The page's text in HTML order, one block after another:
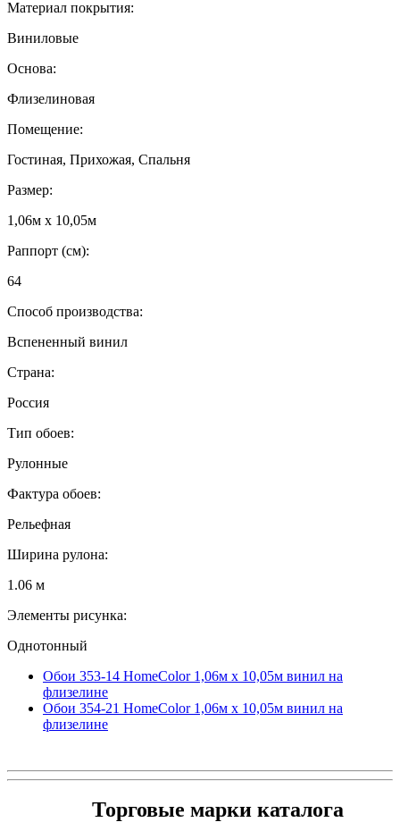
Материал покрытия:
Виниловые
Основа:
Флизелиновая
Помещение:
Гостиная, Прихожая, Спальня
Размер:
1,06м х 10,05м
Раппорт (см):
64
Способ производства:
Вспененный винил
Страна:
Россия
Тип обоев:
Рулонные
Фактура обоев:
Рельефная
Ширина рулона:
1.06 м
Элементы рисунка:
Однотонный
Обои 353-14 HomeColor 1,06м х 10,05м винил на
флизелине
Обои 354-21 HomeColor 1,06м х 10,05м винил на
флизелине
Торговые марки каталога